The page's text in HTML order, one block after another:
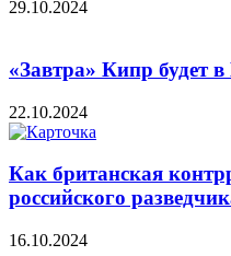
29.10.2024
«Завтра» Кипр будет
22.10.2024
Как британская
российского
16.10.2024